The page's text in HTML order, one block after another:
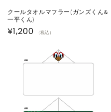
クールタオルマフラー(ガンズくん&
一平くん)
通
¥1,200 （税込）